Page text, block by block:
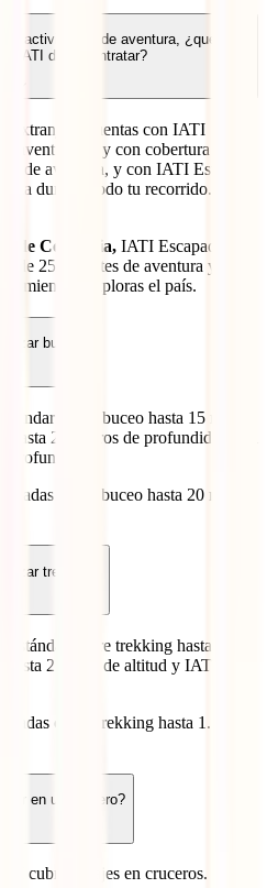
actividades de aventura, ¿qué
IATI debo contratar?
extranjero cuentas con IATI
aventureros y con cobertura para
de aventura, y con IATI Estrella,
durante todo tu recorrido.
de Colombia, IATI Escapadas
de 25 deportes de aventura y te
mientras exploras el país.
buceo?
cubre buceo hasta 15 metros
20 metros de profundidad y el
profundidad.
cubre buceo hasta 20 metros
trekking?
Estándar cubre trekking hasta
2.500m de altitud y IATI
cubre trekking hasta 1.500 m
en un crucero?
cubren viajes en cruceros.